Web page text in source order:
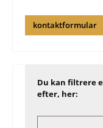
kontaktformular
Du kan filtrere
efter, her: